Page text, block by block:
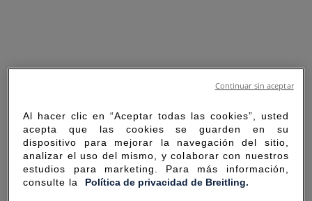
Al hacer clic en “Aceptar todas las cookies”, usted
acepta que las cookies se guarden en su
dispositivo para mejorar la navegación del sitio,
analizar el uso del mismo, y colaborar con nuestros
estudios para marketing. Para más información,
consulte la Política de privacidad de Breitling.
Continuar sin aceptar